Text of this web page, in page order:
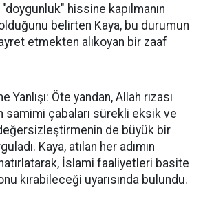
hissine kapılmanın
belirten Kaya, bu durumun
etmekten alıkoyan bir zaaf
Öte yandan, Allah rızası
samimi çabaları sürekli eksik ve
de büyük bir
Kaya, atılan her adımın
İslami faaliyetleri basite
kırabileceği uyarısında bulundu.